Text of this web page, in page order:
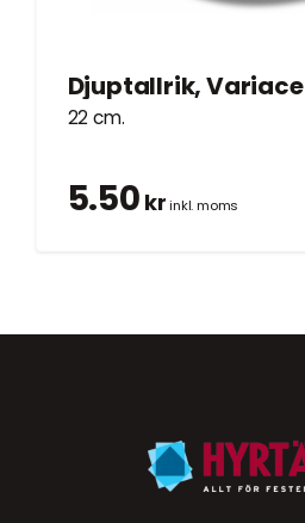
Djuptallrik, Variace
22 cm.
5.50 krinkl. moms